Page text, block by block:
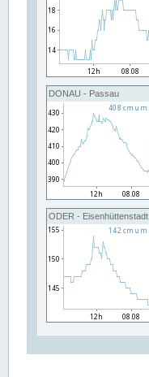
DONAU - Passau
ODER - Eisenhüttenstadt